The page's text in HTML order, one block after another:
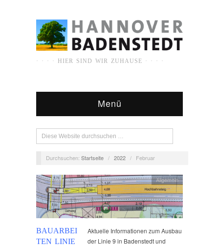
· · · · HIER SIND WIR ZUHAUSE · · · ·
Menü
Durchsuchen: Startseite / 2022 / Februar
BAUARBEI
TEN LINIE
Allgemein
Aktuelle Informationen zum Ausbau
der Linie 9 in Badenstedt und